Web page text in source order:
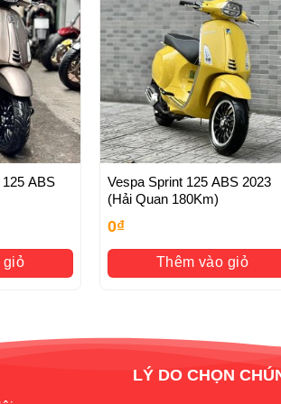
đều được tư vấn , xử lý Luôn và
chủ, rút hồ sơ gốc
ABS
giỏ
Vespa Sprint 125 ABS 2023
(Hải Quan 180Km)
0₫
Thêm vào giỏ
LÝ DO CHỌN